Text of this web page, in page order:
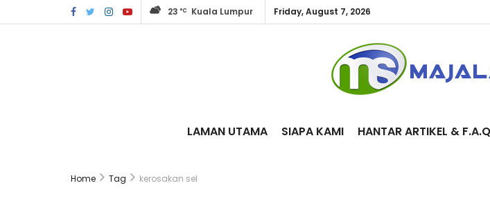
23 °C Kuala Lumpur Friday, August 7, 2026
LAMAN UTAMA SIAPA KAMI HANTAR ARTIKEL & F.A.Q
Home Tag kerosakan sel